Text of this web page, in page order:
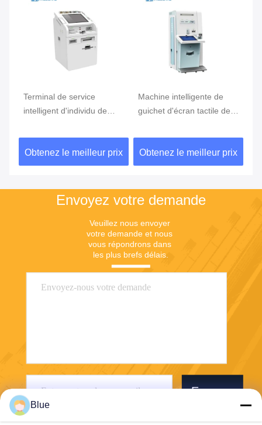
prix
Machine intelligente de
guichet d'écran tactile de
automatique d'atmosphère
Obtenez le meilleur prix
Tous dans une machine
intelligente de guichet,
d'atmosphère d'écran
tactile
Obtenez le meilleur prix
Envoyez votre demande
Veuillez nous envoyer
votre demande et nous
vous répondrons dans
les plus brefs délais.
Envoyer
Blue